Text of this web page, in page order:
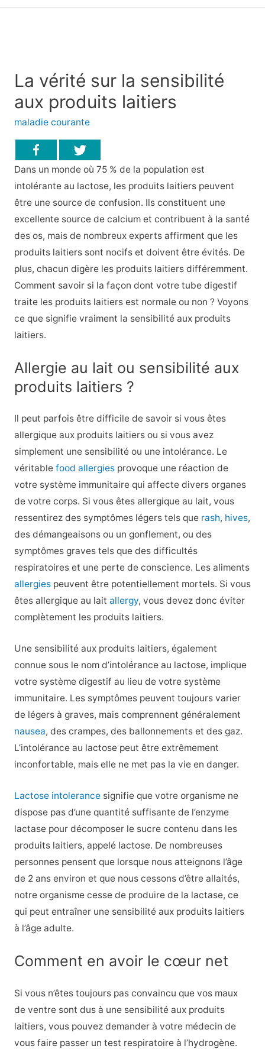
La vérité sur la sensibilité
aux produits laitiers
maladie courante
Dans un monde où 75 % de la population est
intolérante au lactose, les produits laitiers peuvent
être une source de confusion. Ils constituent une
excellente source de calcium et contribuent à la santé
des os, mais de nombreux experts affirment que les
produits laitiers sont nocifs et doivent être évités. De
plus, chacun digère les produits laitiers différemment.
Comment savoir si la façon dont votre tube digestif
traite les produits laitiers est normale ou non ? Voyons
ce que signifie vraiment la sensibilité aux produits
laitiers.
Allergie au lait ou sensibilité aux
produits laitiers ?
Il peut parfois être difficile de savoir si vous êtes
allergique aux produits laitiers ou si vous avez
simplement une sensibilité ou une intolérance. Le
véritable food allergiesprovoque une réaction de
votre système immunitaire qui affecte divers organes
de votre corps. Si vous êtes allergique au lait, vous
ressentirez des symptômes légers tels que rash, hives,
des démangeaisons ou un gonflement, ou des
symptômes graves tels que des difficultés
respiratoires et une perte de conscience. Les aliments
allergiespeuvent être potentiellement mortels. Si vous
êtes allergique au lait allergy, vous devez donc éviter
complètement les produits laitiers.
Une sensibilité aux produits laitiers, également
connue sous le nom d’intolérance au lactose, implique
votre système digestif au lieu de votre système
immunitaire. Les symptômes peuvent toujours varier
de légers à graves, mais comprennent généralement
nausea, des crampes, des ballonnements et des gaz.
L’intolérance au lactose peut être extrêmement
inconfortable, mais elle ne met pas la vie en danger.
Lactose intolerancesignifie que votre organisme ne
dispose pas d’une quantité suffisante de l’enzyme
lactase pour décomposer le sucre contenu dans les
produits laitiers, appelé lactose. De nombreuses
personnes pensent que lorsque nous atteignons l’âge
de 2 ans environ et que nous cessons d’être allaités,
notre organisme cesse de produire de la lactase, ce
qui peut entraîner une sensibilité aux produits laitiers
à l’âge adulte.
Comment en avoir le cœur net
Si vous n’êtes toujours pas convaincu que vos maux
de ventre sont dus à une sensibilité aux produits
laitiers, vous pouvez demander à votre médecin de
vous faire passer un test respiratoire à l’hydrogène.